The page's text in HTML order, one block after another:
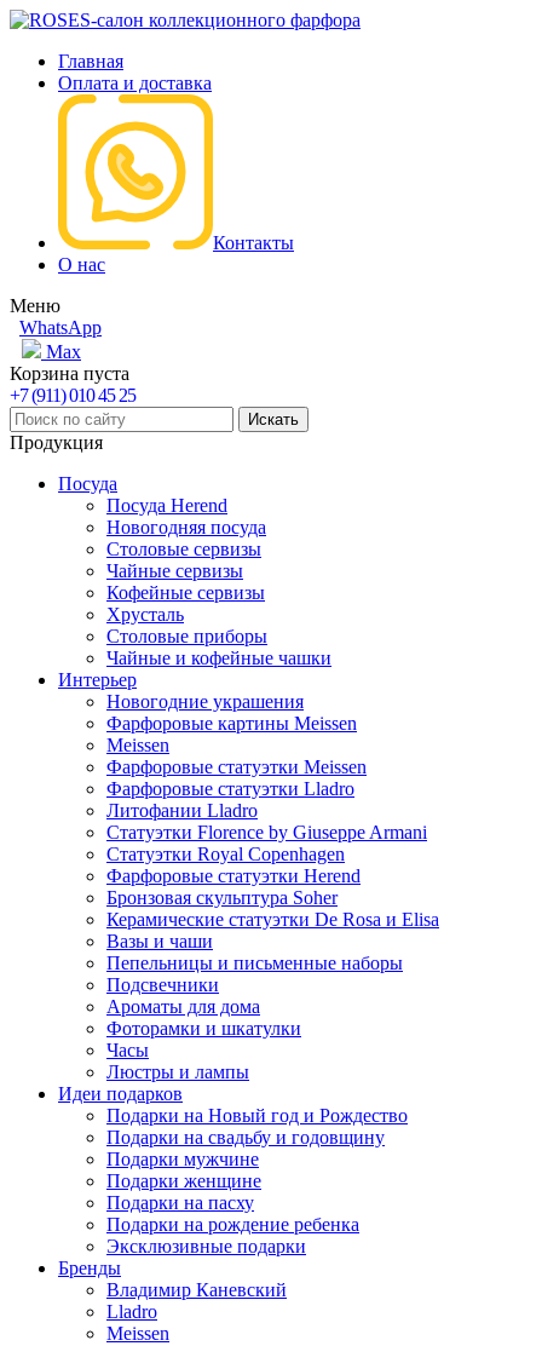
Главная
Оплата и доставка
Контакты
О нас
Меню
WhatsApp
Max
Корзина пуста
+7 (911) 010 45 25
Продукция
Посуда
Посуда Herend
Новогодняя посуда
Столовые сервизы
Чайные сервизы
Кофейные сервизы
Хрусталь
Столовые приборы
Чайные и кофейные чашки
Интерьер
Новогодние украшения
Фарфоровые картины Meissen
Meissen
Фарфоровые статуэтки Meissen
Фарфоровые статуэтки Lladro
Литофании Lladro
Статуэтки Florence by Giuseppe Armani
Статуэтки Royal Copenhagen
Фарфоровые статуэтки Herend
Бронзовая скульптура Soher
Керамические статуэтки De Rosa и Elisa
Вазы и чаши
Пепельницы и письменные наборы
Подсвечники
Ароматы для дома
Фоторамки и шкатулки
Часы
Люстры и лампы
Идеи подарков
Подарки на Новый год и Рождество
Подарки на свадьбу и годовщину
Подарки мужчине
Подарки женщине
Подарки на пасху
Подарки на рождение ребенка
Эксклюзивные подарки
Бренды
Владимир Каневский
Lladro
Meissen